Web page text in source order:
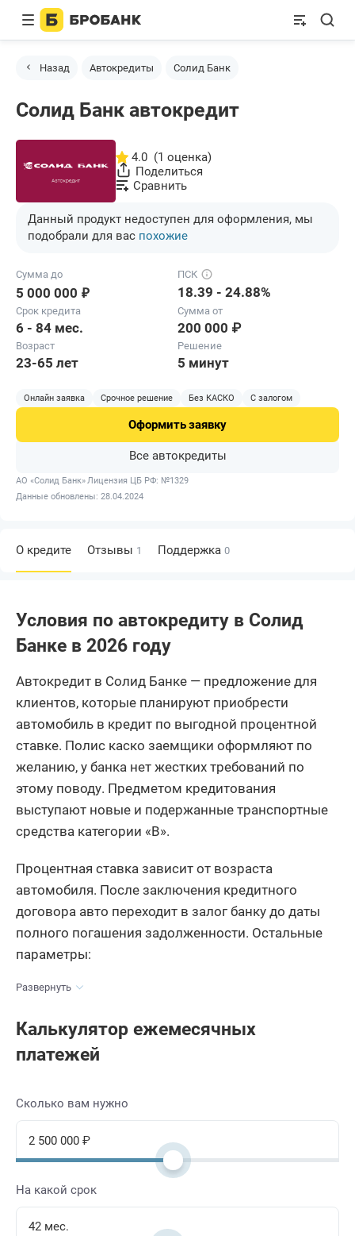
Назад Автокредиты Солид Банк
Солид Банк автокредит
4.0 (1 оценка)
Поделиться
Сравнить
Данный продукт недоступен для оформления, мы
подобрали для вас похожие
Сумма до
5 000 000 ₽
ПСК
18.39 - 24.88%
Срок кредита
6 - 84 мес.
Сумма от
200 000 ₽
Возраст
23-65 лет
Решение
5 минут
Онлайн заявка Срочное решение Без КАСКО С залогом
Оформитьзаявку
Все автокредиты
АО «Солид Банк»Лицензия ЦБ РФ: №1329
Данные обновлены: 28.04.2024
О кредите Отзывы 1 Поддержка 0
Условия по автокредиту в Солид
Банке в 2026 году
Автокредит в Солид Банке — предложение для
клиентов, которые планируют приобрести
автомобиль в кредит по выгодной процентной
ставке. Полис каско заемщики оформляют по
желанию, у банка нет жестких требований по
этому поводу. Предметом кредитования
выступают новые и подержанные транспортные
средства категории «B».
Процентная ставка зависит от возраста
автомобиля. После заключения кредитного
договора авто переходит в залог банку до даты
полного погашения задолженности. Остальные
параметры:
Развернуть
Калькулятор ежемесячных
платежей
Сколько вам нужно
На какой срок